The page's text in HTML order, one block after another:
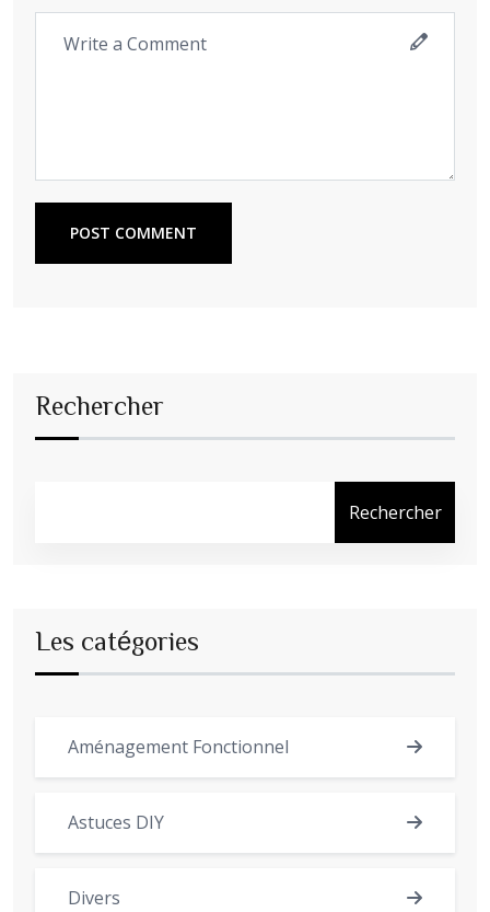
POST COMMENT
Rechercher
Rechercher
Les catégories
Aménagement Fonctionnel
Astuces DIY
Divers